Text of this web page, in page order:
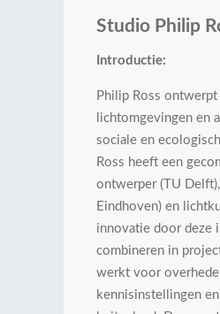
Studio Philip
Introductie:
Philip Ross
lichtomgevingen en
sociale en
Ross heeft een
ontwerper (TU
Eindhoven) en
innovatie door deze
combineren in
werkt voor
kennisinstellingen